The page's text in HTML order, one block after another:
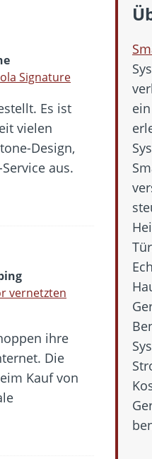
– Hunderttausende Opfer
zu Apple
Signature
Es ist
vielen
Design,
aus.
vernetzten
ihre
Die
Kauf von